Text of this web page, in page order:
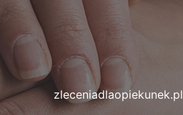
zleceniadlaopiekunek.pl